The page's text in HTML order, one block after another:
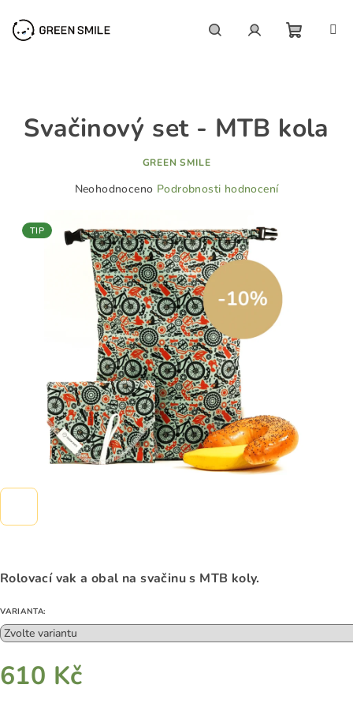
obsah
Rolovací vak a obal na svačinu s MTB koly.
VARIANTA:
610 Kč
Svačinový set - MTB kola
GREEN SMILE
produktu
Neohodnoceno Podrobnosti hodnocení
TIP